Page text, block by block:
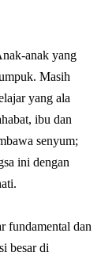
anak yang
Masih
yang ala
ibu dan
senyum;
ini dengan
fundamental dan
besar di